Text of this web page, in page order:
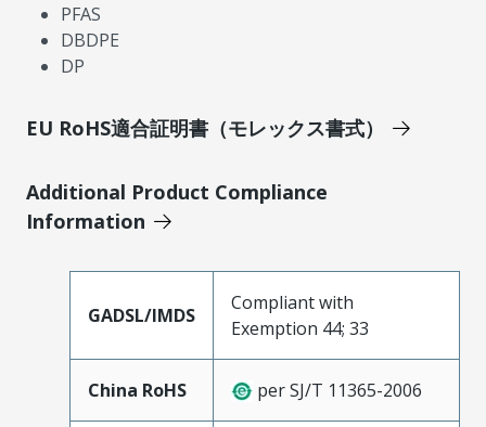
PFAS
DBDPE
DP
EU RoHS適合証明書（モレックス書式）
Additional Product Compliance
Information
GADSL/IMDS
Compliant with
Exemption 44; 33
China RoHS per SJ/T 11365-2006